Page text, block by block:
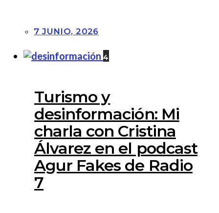
7 JUNIO, 2026
4
Turismo y
desinformación: Mi
charla con Cristina
Álvarez en el podcast
Agur Fakes de Radio
7